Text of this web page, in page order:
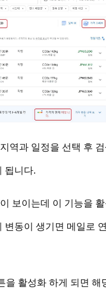
역과 일정을 선택 후
됩니다.
보이는데 이 기능을
변동이 생기면 메일로
을 활성화 하게 되면 해